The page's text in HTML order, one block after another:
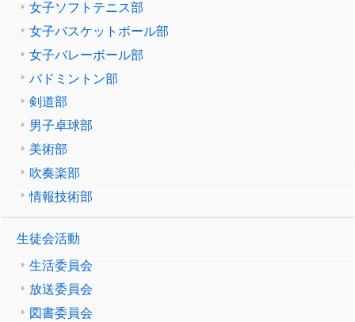
女子ソフトテニス部
女子バスケットボール部
女子バレーボール部
バドミントン部
剣道部
男子卓球部
美術部
吹奏楽部
情報技術部
生徒会活動
生活委員会
放送委員会
図書委員会